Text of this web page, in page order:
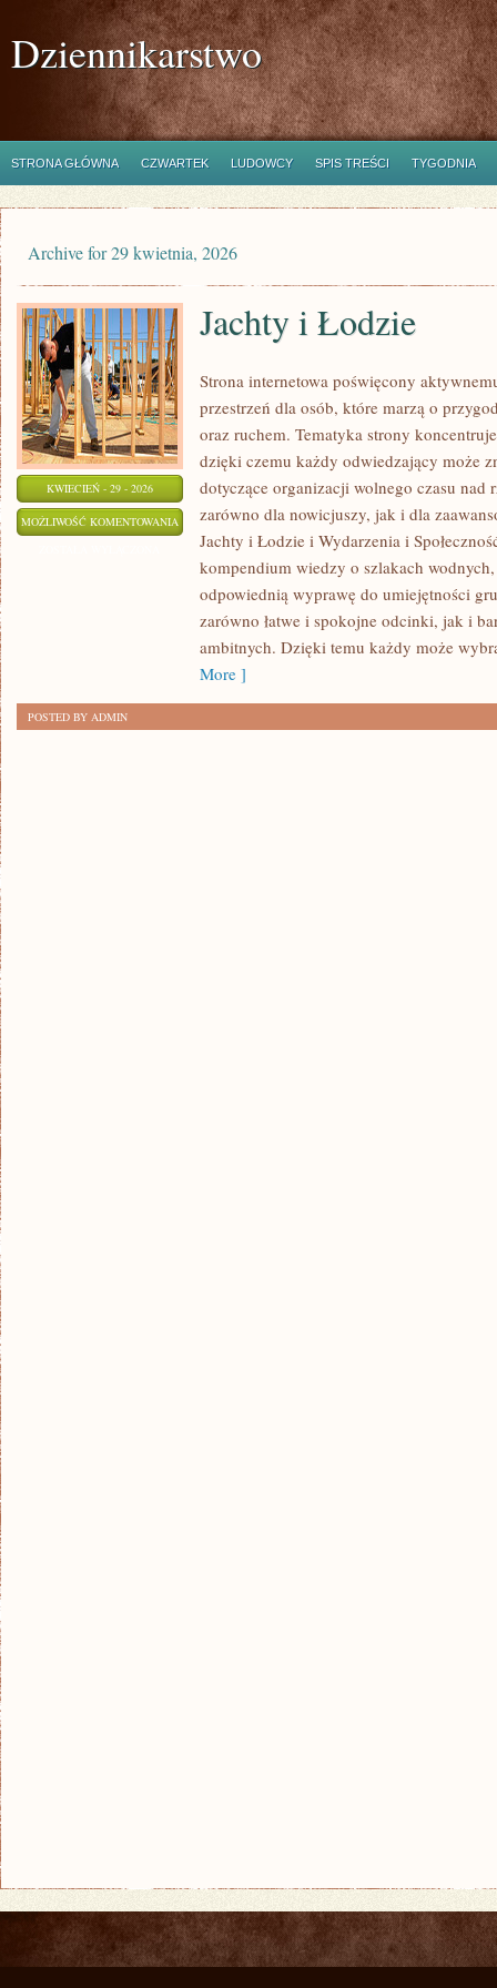
Dziennikarstwo
STRONA GŁÓWNA CZWARTEK LUDOWCY SPIS TREŚCI TYGODNIA
Archive for 29 kwietnia, 2026
KWIECIEŃ - 29 - 2026
MOŻLIWOŚĆ KOMENTOWANIA JACHTY
ŁODZIE
Jachty i Łodzie
Strona internetowa poświęcony
przestrzeń dla osób, które marzą o
oraz ruchem. Tematyka strony
dzięki czemu każdy odwiedzający może
dotyczące organizacji wolnego czasu nad
zarówno dla nowicjuszy, jak i dla
Jachty i Łodzie i Wydarzenia i
kompendium wiedzy o szlakach
odpowiednią wyprawę do umiejętności
zarówno łatwe i spokojne odcinki, jak i
ambitnych. Dzięki temu każdy może
More ]
POSTED BY ADMIN